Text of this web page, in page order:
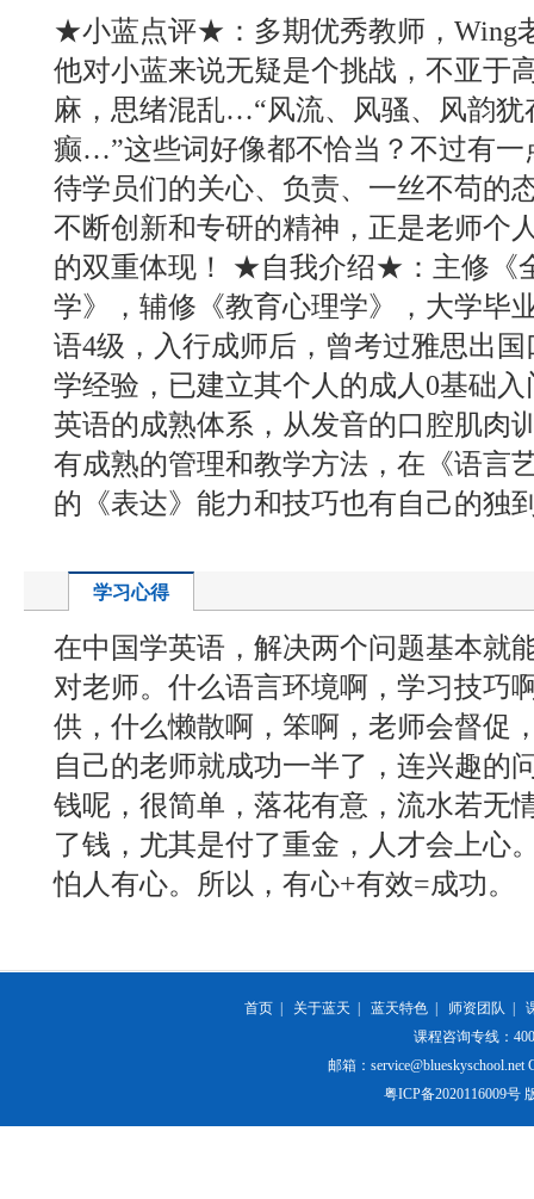
★小蓝点评★：多期优秀教师，Wing
他对小蓝来说无疑是个挑战，不亚于
麻，思绪混乱…“风流、风骚、风韵犹
癫…”这些词好像都不恰当？不过有一
待学员们的关心、负责、一丝不苟的
不断创新和专研的精神，正是老师个
的双重体现！ ★自我介绍★：主修《
学》，辅修《教育心理学》，大学毕
语4级，入行成师后，曾考过雅思出
学经验，已建立其个人的成人0基础
英语的成熟体系，从发音的口腔肌肉
有成熟的管理和教学方法，在《语言
的《表达》能力和技巧也有自己的独
学习心得
在中国学英语，解决两个问题基本就
对老师。什么语言环境啊，学习技巧
供，什么懒散啊，笨啊，老师会督促
自己的老师就成功一半了，连兴趣的
钱呢，很简单，落花有意，流水若无
了钱，尤其是付了重金，人才会上心
怕人有心。所以，有心+有效=成功。
首页 关于蓝天 蓝天特色 师资团队
课程咨询专线：
邮箱：service@blueskyschool.net
粤ICP备2020116009号